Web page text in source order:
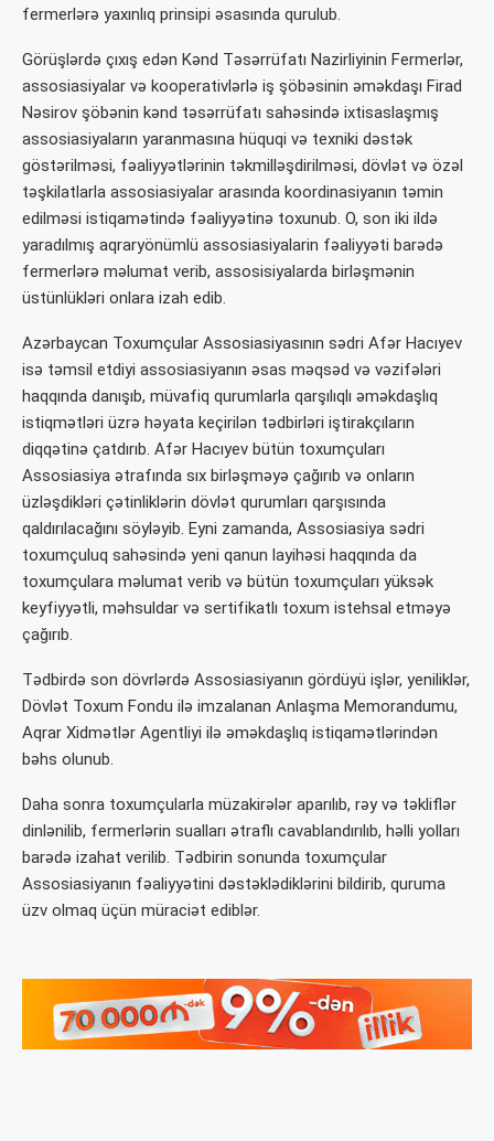
fermerlərə yaxınlıq prinsipi əsasında qurulub.
Görüşlərdə çıxış edən Kənd Təsərrüfatı Nazirliyinin Fermerlər,
assosiasiyalar və kooperativlərlə iş şöbəsinin əməkdaşı Firad
Nəsirov şöbənin kənd təsərrüfatı sahəsində ixtisaslaşmış
assosiasiyaların yaranmasına hüquqi və texniki dəstək
göstərilməsi, fəaliyyətlərinin təkmilləşdirilməsi, dövlət və özəl
təşkilatlarla assosiasiyalar arasında koordinasiyanın təmin
edilməsi istiqamətində fəaliyyətinə toxunub. O, son iki ildə
yaradılmış aqraryönümlü assosiasiyalarin fəaliyyəti barədə
fermerlərə məlumat verib, assosisiyalarda birləşmənin
üstünlükləri onlara izah edib.
Azərbaycan Toxumçular Assosiasiyasının sədri Afər Hacıyev
isə təmsil etdiyi assosiasiyanın əsas məqsəd və vəzifələri
haqqında danışıb, müvafiq qurumlarla qarşılıqlı əməkdaşlıq
istiqmətləri üzrə həyata keçirilən tədbirləri iştirakçıların
diqqətinə çatdırıb. Afər Hacıyev bütün toxumçuları
Assosiasiya ətrafında sıx birləşməyə çağırıb və onların
üzləşdikləri çətinliklərin dövlət qurumları qarşısında
qaldırılacağını söyləyib. Eyni zamanda, Assosiasiya sədri
toxumçuluq sahəsində yeni qanun layihəsi haqqında da
toxumçulara məlumat verib və bütün toxumçuları yüksək
keyfiyyətli, məhsuldar və sertifikatlı toxum istehsal etməyə
çağırıb.
Tədbirdə son dövrlərdə Assosiasiyanın gördüyü işlər, yeniliklər,
Dövlət Toxum Fondu ilə imzalanan Anlaşma Memorandumu,
Aqrar Xidmətlər Agentliyi ilə əməkdaşlıq istiqamətlərindən
bəhs olunub.
Daha sonra toxumçularla müzakirələr aparılıb, rəy və təkliflər
dinlənilib, fermerlərin sualları ətraflı cavablandırılıb, həlli yolları
barədə izahat verilib. Tədbirin sonunda toxumçular
Assosiasiyanın fəaliyyətini dəstəklədiklərini bildirib, quruma
üzv olmaq üçün müraciət ediblər.